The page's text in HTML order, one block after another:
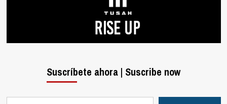
Suscríbete ahora | Suscribe now
Escribe tu correo electrónico…